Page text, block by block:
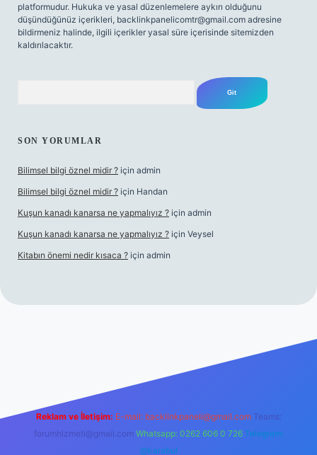
platformudur. Hukuka ve yasal düzenlemelere aykırı olduğunu
düşündüğünüz içerikleri, backlinkpanelicomtr@gmail.com adresine
bildirmeniz halinde, ilgili içerikler yasal süre içerisinde sitemizden
kaldırılacaktır.
SON YORUMLAR
Bilimsel bilgi öznel midir ? için admin
Bilimsel bilgi öznel midir ? için Handan
Kuşun kanadı kanarsa ne yapmalıyız ? için admin
Kuşun kanadı kanarsa ne yapmalıyız ? için Veysel
Kitabın önemi nedir kısaca ? için admin
Reklam ve İletişim: E-mail: backlinkpaneli@gmail.com Teams:
forumhizmeti@gmail.com Whatsapp: 0262 606 0 726 Telegram:
@karabul